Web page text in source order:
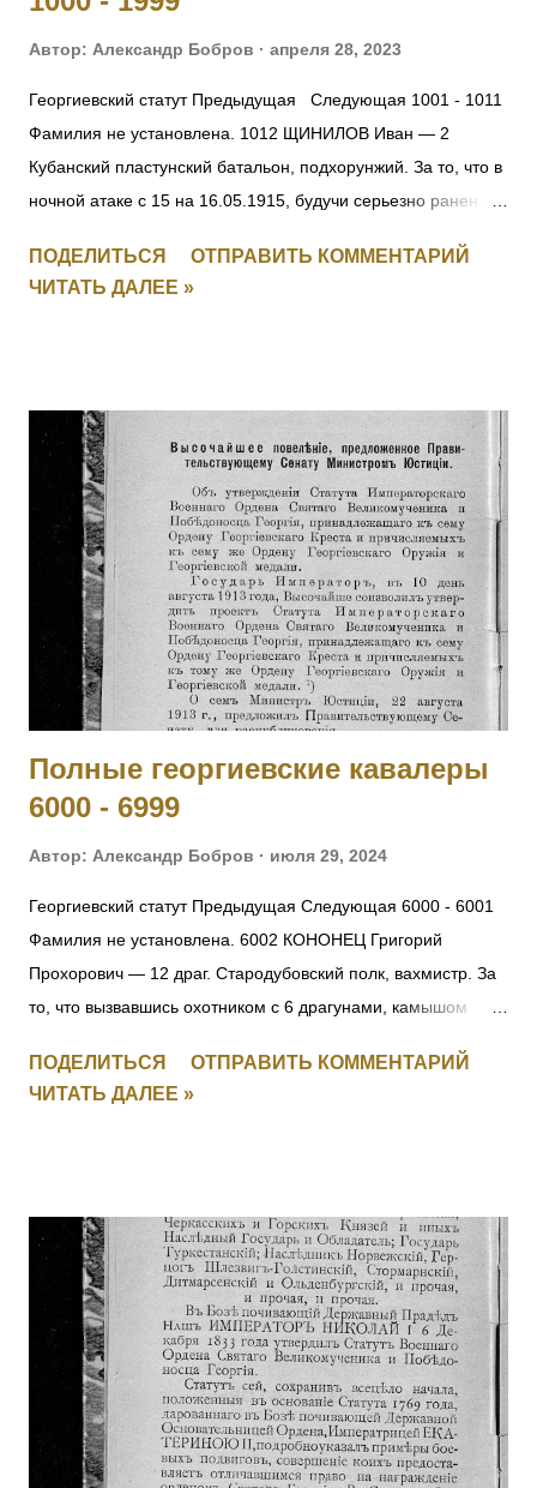
Автор: Александр Бобров апреля 28, 2023
Георгиевский статут Предыдущая Следующая 1001 - 1011
Фамилия не установлена. 1012 ЩИНИЛОВ Иван — 2
Кубанский пластунский батальон, подхорунжий. За то, что в
ночной атаке с 15 на 16.05.1915, будучи серьезно ранен в
пулеметный огонь противника, первым взошел на
неприятельский берег, чем и увлек за собой своих
Дунковицы, командуя полусотней, выбил противника из
укрепленной позиции, где и был ранен. [II-6482, III-28528]
1014 - 1015 Фамилия не установлена. 1016 ШВОРНЕВ Иван
Семенович — ст. унтер-офицер. За отличия, оказанные в
делах против неприятеля. На 1916 год был ст. унтер-
офицером 281 пех. запасного батальона, при нахождении
на излечении в 19 Пятигорском лазарете ВЗС. [IV-210717]
1017 - 1019 Фамилия не установлена. 1020 ШИШКИН
Николай Семенович — 243 пех. Холмский полк, 13 ...
ПОДЕЛИТЬСЯ
ОТПРАВИТЬ КОММЕНТАРИЙ
ЧИТАТЬ ДАЛЕЕ »
Полные георгиевские кавалеры
6000 - 6999
Автор: Александр Бобров июля 29, 2024
Георгиевский статут Предыдущая Следующая 6000 - 6001
Фамилия не установлена. 6002 КОНОНЕЦ Григорий
Прохорович — 12 драг. Стародубовский полк, вахмистр. За
то, что вызвавшись охотником с 6 драгунами, камышом
расположение и движение противника на переправе, заняв
переправу, прикрыл отступление эскадрона, потеряв только
отличие в бою 24.05.1915 под с. Старжава, когда за убылью
офицеров, командуя ротой, при отходе частей войск боевой
линии, восстановил порядок в роте, бросился с ней в атаку
и задержал наступавшего противника. Произведен в
прапорщики за боевые отличия приказом
Главнокомандующего армиями Юго-Западного фронта №
890 от 19.07.1915. [II-3310, IV-95236] 6004 - 6006 Фамилия
не установлена. 6007 ГОЛЕН Семен Викентьевич — 9
ПОДЕЛИТЬСЯ
ОТПРАВИТЬ КОММЕНТАРИЙ
ЧИТАТЬ ДАЛЕЕ »